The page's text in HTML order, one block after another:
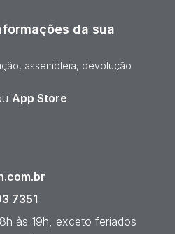
da sua
assembleia, devolução
App Store
7351
às 19h, exceto feriados